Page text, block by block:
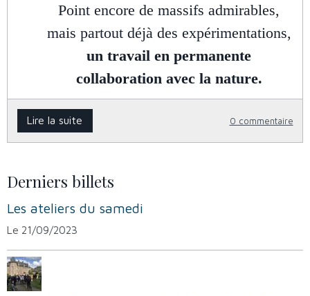
Point encore de massifs admirables,
mais partout déjà des expérimentations,
un travail en permanente
collaboration avec la nature.
Lire la suite 0 commentaire
Derniers billets
Les ateliers du samedi
Le 21/09/2023